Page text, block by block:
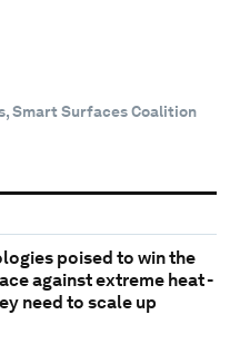
Smart Surfaces Coalition
poised to win the
against extreme heat -
need to scale up